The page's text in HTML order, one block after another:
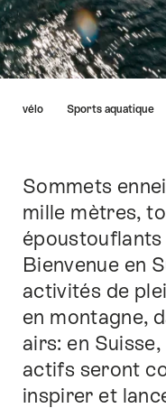
directement
aux
points
forts
sur
page.
En vélo Sports aquatique
Introduction
Sommets
mille mètres,
Bienvenue en
activités de
en montagne,
airs: en
actifs seront
inspirer et